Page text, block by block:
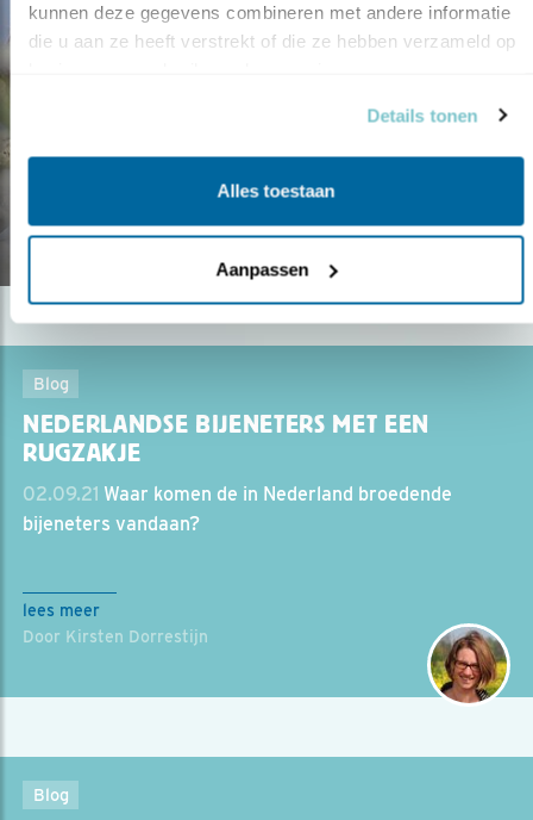
kunnen deze gegevens combineren met andere informatie
die u aan ze heeft verstrekt of die ze hebben verzameld op
Details tonen
Alles toestaan
Aanpassen
VOGELBALANS 2021: HOE
VERGAAT HET ONZE VOGELS?
10.01.22
Blog
NEDERLANDSE BIJENETERS MET EEN
RUGZAKJE
02.09.21 Waar komen de in Nederland broedende
bijeneters vandaan?
lees meer
Door Kirsten Dorrestijn
Blog